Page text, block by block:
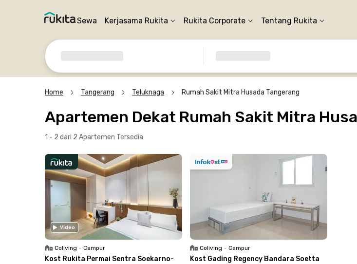
Sewa Kerjasama Rukita Rukita Corporate Tentang Rukita
Home Tangerang Teluknaga Rumah Sakit Mitra Husada Tangerang
Apartemen Dekat Rumah Sakit Mitra
1 - 2 dari 2 Apartemen Tersedia
Video
Coliving • Campur
Kost Rukita Permai Sentra Soekarno-
Coliving • Campur
Kost Gading Regency Bandara Soetta